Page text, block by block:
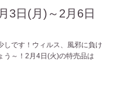
3日(月)～2月6日
しです！ウィルス、風邪に負け
う～！2月4日(火)の特売品は